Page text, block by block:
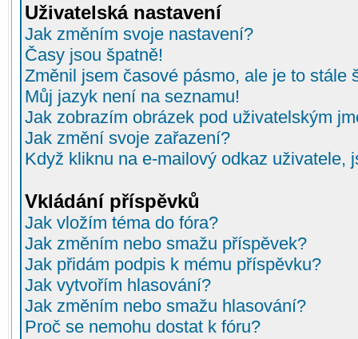
Uživatelská nastavení
Jak změním svoje nastavení?
Časy jsou špatně!
Změnil jsem časové pásmo, ale je to stále
Můj jazyk není na seznamu!
Jak zobrazím obrázek pod uživatelským
Jak změní svoje zařazení?
Když kliknu na e-mailový odkaz uživatele,
Vkládání příspěvků
Jak vložím téma do fóra?
Jak změním nebo smažu příspěvek?
Jak přidám podpis k mému příspěvku?
Jak vytvořím hlasování?
Jak změním nebo smažu hlasování?
Proč se nemohu dostat k fóru?